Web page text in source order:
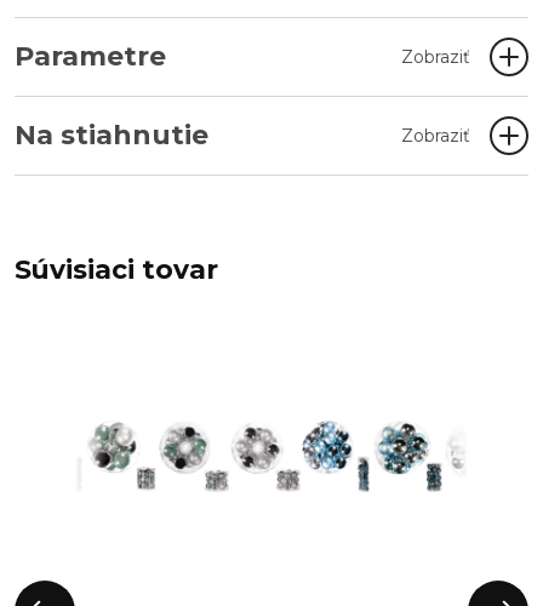
Parametre Zobraziť
Na stiahnutie Zobraziť
Súvisiaci tovar